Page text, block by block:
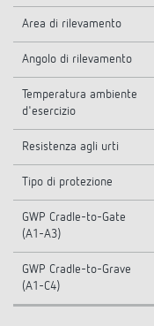
Area di rilevamento
Angolo di rilevamento
Temperatura ambiente
d'esercizio
Resistenza agli urti
Tipo di protezione
GWP Cradle-to-Gate
(A1-A3)
GWP Cradle-to-Grave
(A1-C4)